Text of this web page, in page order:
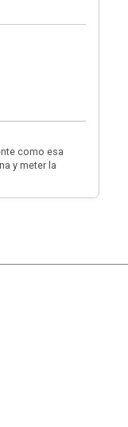
como esa
y meter la